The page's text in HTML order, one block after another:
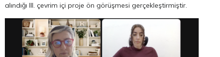
alındığı III. çevrim içi proje ön görüşmesi gerçekleştirmiştir.